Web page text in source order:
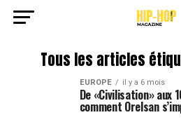
Tous les articles
EUROPE il y a 6 mois
De «Civilisation» aux
comment Orelsan